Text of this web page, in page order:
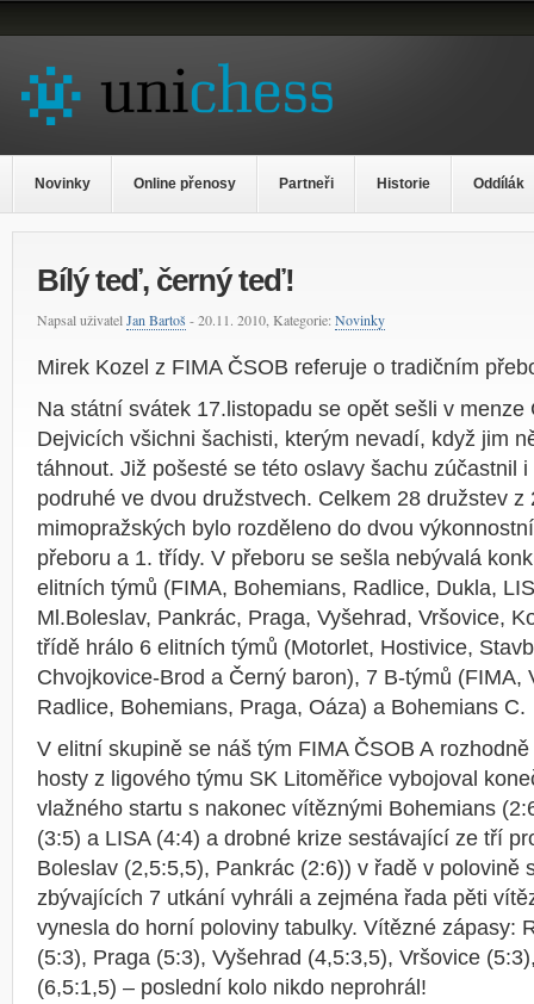
Novinky Online přenosy Partneři Historie Oddílák
Bílý teď, černý teď!
Napsal uživatel Jan Bartoš - 20.11. 2010, Kategorie: Novinky
Mirek Kozel z FIMA ČSOB referuje o tradičním
Na státní svátek 17.listopadu se opět sešli v menze
Dejvicích všichni šachisti, kterým nevadí, když jim
táhnout. Již pošesté se této oslavy šachu zúčastnil
podruhé ve dvou družstvech. Celkem 28 družstev
mimopražských bylo rozděleno do dvou
přeboru a 1. třídy. V přeboru se sešla nebývalá
elitních týmů (FIMA, Bohemians, Radlice, Dukla,
Ml.Boleslav, Pankrác, Praga, Vyšehrad, Vršovice,
třídě hrálo 6 elitních týmů (Motorlet, Hostivice,
Chvojkovice-Brod a Černý baron), 7 B-týmů (FIMA,
Radlice, Bohemians, Praga, Oáza) a Bohemians C.
V elitní skupině se náš tým FIMA ČSOB A
hosty z ligového týmu SK Litoměřice vybojoval
vlažného startu s nakonec vítěznými Bohemians
(3:5) a LISA (4:4) a drobné krize sestávající ze tří
Boleslav (2,5:5,5), Pankrác (2:6)) v řadě v polovině
zbývajících 7 utkání vyhráli a zejména řada pěti
vynesla do horní poloviny tabulky. Vítězné zápasy:
(5:3), Praga (5:3), Vyšehrad (4,5:3,5), Vršovice
(6,5:1,5) – poslední kolo nikdo neprohrál!